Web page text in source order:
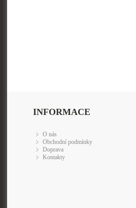
INFORMACE
O nás
Obchodní podmínky
Doprava
Kontakty